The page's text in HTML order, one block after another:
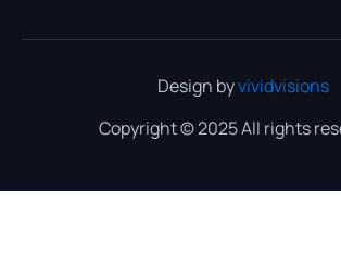
Design byvividvisions
Copyright © 2025 All rights